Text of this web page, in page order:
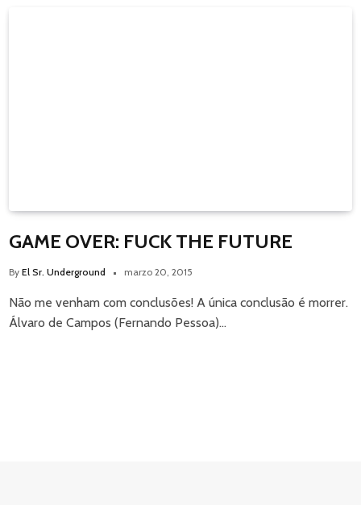
GAME OVER: FUCK THE FUTURE
By El Sr. Underground marzo 20, 2015
Não me venham com conclusões! A única conclusão é morrer.
Álvaro de Campos (Fernando Pessoa)…